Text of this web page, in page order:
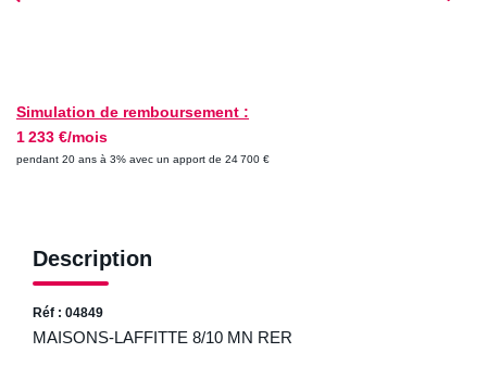
Simulation de remboursement :
1 233 €/mois
pendant 20 ans à 3% avec un apport de 24 700 €
Description
Réf : 04849
MAISONS-LAFFITTE 8/10 MN RER